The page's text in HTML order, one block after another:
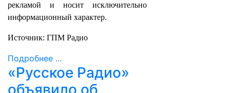
рекламой и носит исключительно
информационный характер.
Источник: ГПМ Радио
Подробнее ...
«Русское Радио»
объявило об